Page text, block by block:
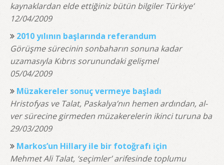
kaynaklardan elde ettiğiniz bütün bilgiler Türkiye’
12/04/2009
2010 yılının başlarında referandum
Görüşme sürecinin sonbaharın sonuna kadar
uzamasıyla Kıbrıs sorunundaki gelişmel
05/04/2009
Müzakereler sonuç vermeye başladı
Hristofyas ve Talat, Paskalya’nın hemen ardından, al-
ver sürecine girmeden müzakerelerin ikinci turuna ba
29/03/2009
Markos’un Hillary ile bir fotoğrafı için
Mehmet Ali Talat, ‘seçimler’ arifesinde toplumu